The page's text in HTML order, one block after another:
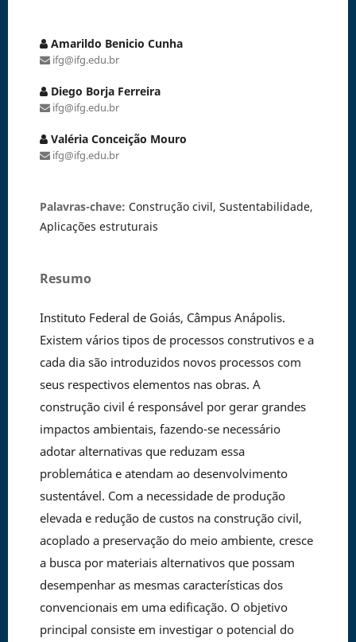
Amarildo Benicio Cunha
ifg@ifg.edu.br
Diego Borja Ferreira
ifg@ifg.edu.br
Valéria Conceição Mouro
ifg@ifg.edu.br
Palavras-chave: Construção civil, Sustentabilidade,
Aplicações estruturais
Resumo
Instituto Federal de Goiás, Câmpus Anápolis.
Existem vários tipos de processos construtivos e a
cada dia são introduzidos novos processos com
seus respectivos elementos nas obras. A
construção civil é responsável por gerar grandes
impactos ambientais, fazendo-se necessário
adotar alternativas que reduzam essa
problemática e atendam ao desenvolvimento
sustentável. Com a necessidade de produção
elevada e redução de custos na construção civil,
acoplado a preservação do meio ambiente, cresce
a busca por materiais alternativos que possam
desempenhar as mesmas características dos
convencionais em uma edificação. O objetivo
principal consiste em investigar o potencial do